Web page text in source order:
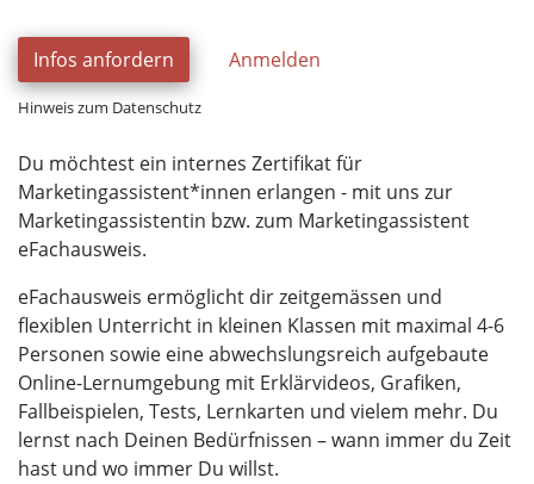
Infos anfordern Anmelden
Hinweis zum Datenschutz
Du möchtest ein internes Zertifikat für
Marketingassistent*innen erlangen - mit uns zur
Marketingassistentin bzw. zum Marketingassistent
eFachausweis.
eFachausweis ermöglicht dir zeitgemässen und
flexiblen Unterricht in kleinen Klassen mit maximal 4-6
Personen sowie eine abwechslungsreich aufgebaute
Online-Lernumgebung mit Erklärvideos, Grafiken,
Fallbeispielen, Tests, Lernkarten und vielem mehr. Du
lernst nach Deinen Bedürfnissen – wann immer du Zeit
hast und wo immer Du willst.